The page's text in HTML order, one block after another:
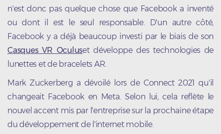
n'est donc pas quelque chose que Facebook a inventé
ou dont il est le seul responsable. D'un autre côté,
Facebook y a déjà beaucoup investi par le biais de son
Casques VR Oculuset développe des technologies de
lunettes et de bracelets AR.
Mark Zuckerberg a dévoilé lors de Connect 2021 qu'il
changeait Facebook en Meta. Selon lui, cela reflète le
nouvel accent mis par l'entreprise sur la prochaine étape
du développement de l'internet mobile.